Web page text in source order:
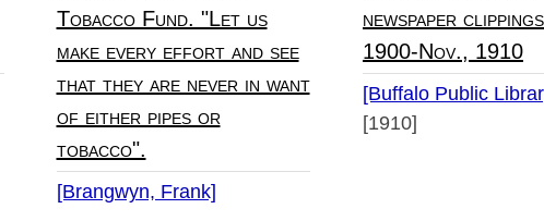
Tobacco Fund. "Let us
make every effort and see
that they are never in want
of either pipes or
tobacco".
[Brangwyn, Frank]
newspaper
1900-Nov., 1910
[Buffalo Public
[1910]